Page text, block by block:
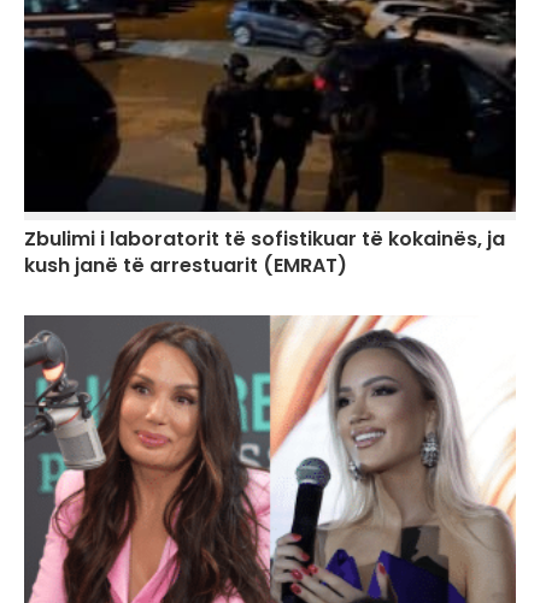
Zbulimi i laboratorit të sofistikuar të kokainës, ja
kush janë të arrestuarit (EMRAT)